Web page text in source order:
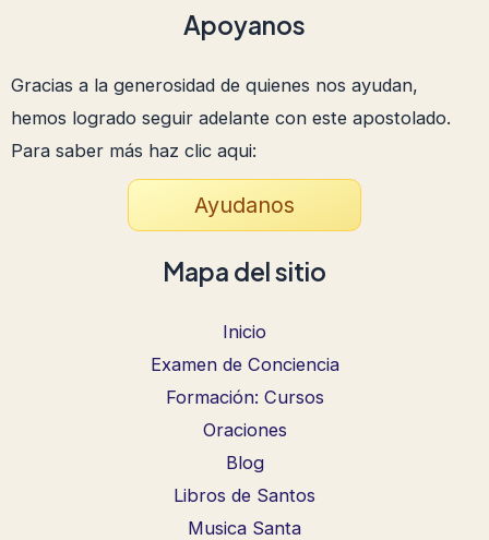
Apoyanos
Gracias a la generosidad de quienes nos ayudan,
hemos logrado seguir adelante con este apostolado.
Para saber más haz clic aqui:
Ayudanos
Mapa del sitio
Inicio
Examen de Conciencia
Formación: Cursos
Oraciones
Blog
Libros de Santos
Musica Santa